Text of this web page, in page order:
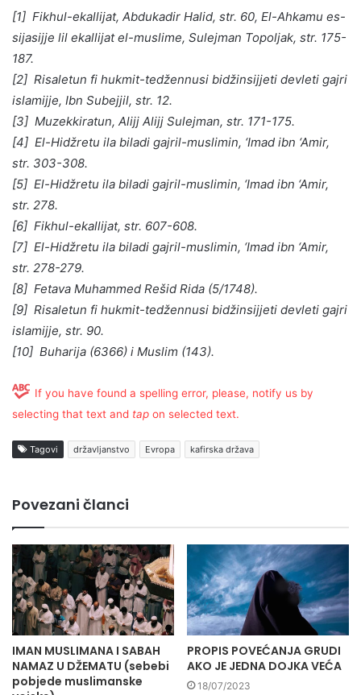
[1] Fikhul-ekallijat, Abdukadir Halid, str. 60, El-Ahkamu es-
sijasijje lil ekallijat el-muslime, Sulejman Topoljak, str. 175-
187.
[2] Risaletun fi hukmit-tedžennusi bidžinsijjeti devleti gajri
islamijje, Ibn Subejjil, str. 12.
[3] Muzekkiratun, Alijj Alijj Sulejman, str. 171-175.
[4] El-Hidžretu ila biladi gajril-muslimin, ‘Imad ibn ‘Amir,
str. 303-308.
[5] El-Hidžretu ila biladi gajril-muslimin, ‘Imad ibn ‘Amir,
str. 278.
[6] Fikhul-ekallijat, str. 607-608.
[7] El-Hidžretu ila biladi gajril-muslimin, ‘Imad ibn ‘Amir,
str. 278-279.
[8] Fetava Muhammed Rešid Rida (5/1748).
[9] Risaletun fi hukmit-tedžennusi bidžinsijjeti devleti gajri
islamijje, str. 90.
[10] Buharija (6366) i Muslim (143).
If you have found a spelling error, please, notify us by
selecting that text and tap on selected text.
Tagovi državljanstvo Evropa kafirska država
Povezani članci
IMAN MUSLIMANA I SABAH
NAMAZ U DŽEMATU (sebebi
pobjede muslimanske
PROPIS POVEĆANJA GRUDI
AKO JE JEDNA DOJKA VEĆA
18/07/2023